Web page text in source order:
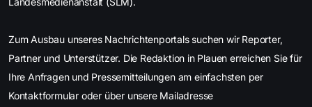
Zum Ausbau unseres Nachrichtenportals suchen wir Reporter,
Partner und Unterstützer. Die Redaktion in Plauen erreichen Sie für
Ihre Anfragen und Pressemitteilungen am einfachsten per
Kontaktformular oder über unsere Mailadresse